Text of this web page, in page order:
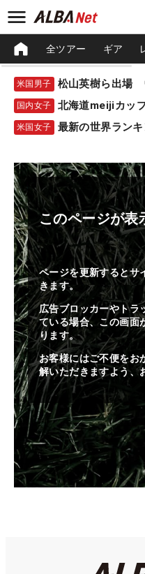
全ツアー ギア
米国男子 松山英樹ら出場
国内女子 北海道meijiカッ
米国女子 最新の世界ラン
このページが表
ページを更新するとサ
きます。
広告ブロッカーやトラ
ている場合、この画面
ります。
お客様にはご不便をお
解いただきますよう、